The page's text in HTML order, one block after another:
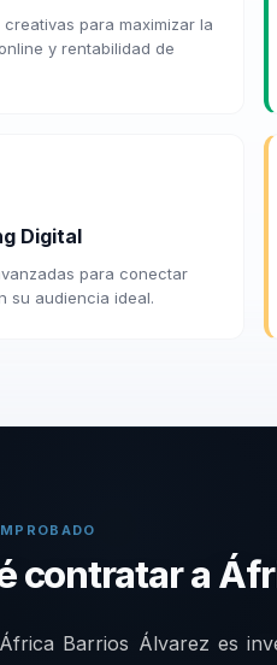
creativas para maximizar la
y rentabilidad de
Digital
para conectar
su audiencia ideal.
contratar a
Barrios Álvarez es